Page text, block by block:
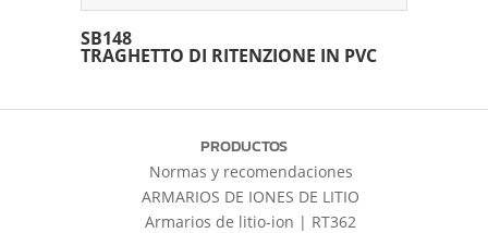
SB148
TRAGHETTO DI RITENZIONE IN PVC
PRODUCTOS
Normas y recomendaciones
ARMARIOS DE IONES DE LITIO
Armarios de litio-ion | RT362